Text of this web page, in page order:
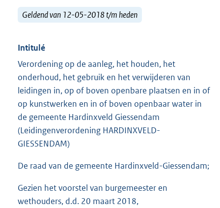
Geldend van 12-05-2018 t/m heden
Intitulé
Verordening op de aanleg, het houden, het
onderhoud, het gebruik en het verwijderen van
leidingen in, op of boven openbare plaatsen en in of
op kunstwerken en in of boven openbaar water in
de gemeente Hardinxveld Giessendam
(Leidingenverordening HARDINXVELD-
GIESSENDAM)
De raad van de gemeente Hardinxveld-Giessendam;
Gezien het voorstel van burgemeester en
wethouders, d.d. 20 maart 2018,